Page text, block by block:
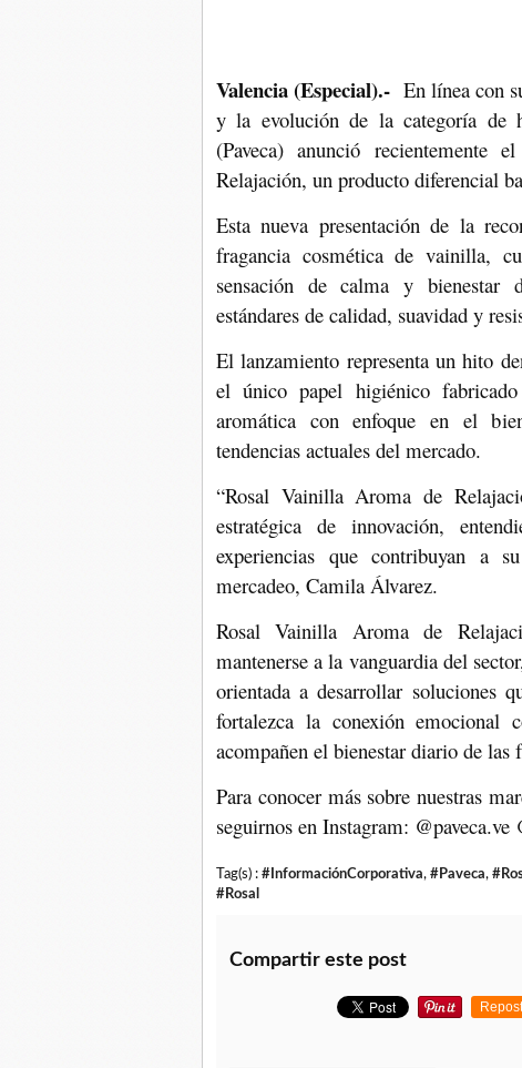
Valencia (Especial).- En línea con
y la evolución de la categoría de
(Paveca) anunció recientemente
Relajación, un producto diferencial
Esta nueva presentación de la
fragancia cosmética de vainilla,
sensación de calma y bienestar
estándares de calidad, suavidad y
El lanzamiento representa un hito
el único papel higiénico
aromática con enfoque en el
tendencias actuales del mercado.
“Rosal Vainilla Aroma de
estratégica de innovación,
experiencias que contribuyan a
mercadeo, Camila Álvarez.
Rosal Vainilla Aroma de
mantenerse a la vanguardia del
orientada a desarrollar soluciones
fortalezca la conexión emocional
acompañen el bienestar diario de las
Para conocer más sobre nuestras
seguirnos en Instagram: @paveca.ve
Tag(s) : #InformaciónCorporativa, #Paveca,
#Rosal
Compartir este post
Repost